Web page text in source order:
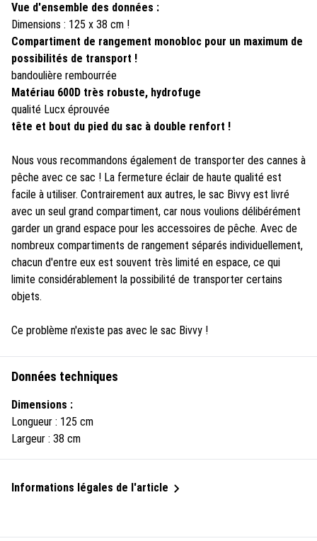
Vue d'ensemble des données :
Dimensions : 125 x 38 cm !
Compartiment de rangement monobloc pour un maximum de
possibilités de transport !
bandoulière rembourrée
Matériau 600D très robuste, hydrofuge
qualité Lucx éprouvée
tête et bout du pied du sac à double renfort !
Nous vous recommandons également de transporter des cannes à
pêche avec ce sac ! La fermeture éclair de haute qualité est
facile à utiliser. Contrairement aux autres, le sac Bivvy est livré
avec un seul grand compartiment, car nous voulions délibérément
garder un grand espace pour les accessoires de pêche. Avec de
nombreux compartiments de rangement séparés individuellement,
chacun d'entre eux est souvent très limité en espace, ce qui
limite considérablement la possibilité de transporter certains
objets.
Ce problème n'existe pas avec le sac Bivvy !
Données techniques
Dimensions :
Longueur : 125 cm
Largeur : 38 cm
Informations légales de l'article